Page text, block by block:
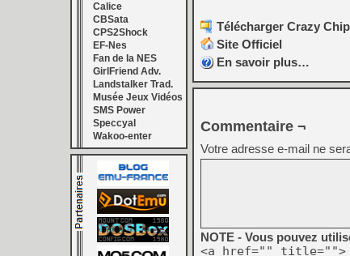
Calice
CBSata
CPS2Shock
EF-Nes
Fan de la NES
GirlFriend Adv.
Landstalker Trad.
Musée Jeux Vidéos
SMS Power
Speccyal
Wakoo-enter
Télécharger Crazy
Site Officiel
En savoir plus…
Commentaire ¬
Votre adresse e-mail ne
NOTE - Vous pouvez
<a href="" title="">